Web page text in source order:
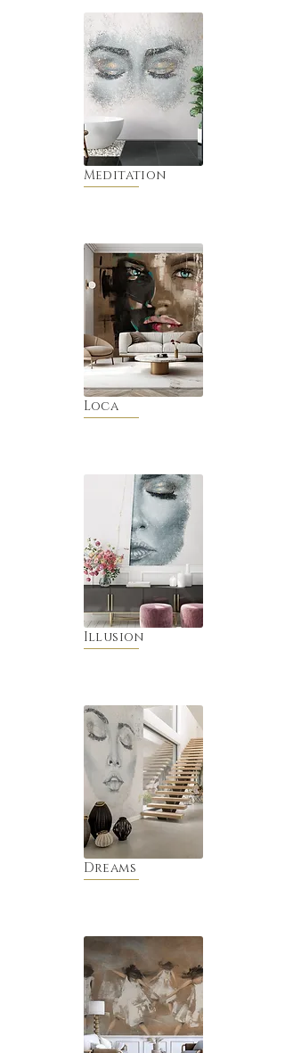
Meditation
Loca
Illusion
Dreams